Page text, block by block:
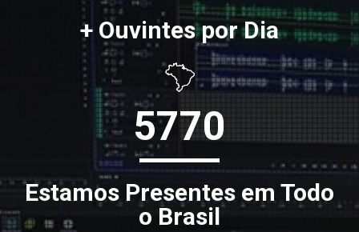
+ Ouvintes por Dia
5770
Estamos Presentes em Todo
o Brasil